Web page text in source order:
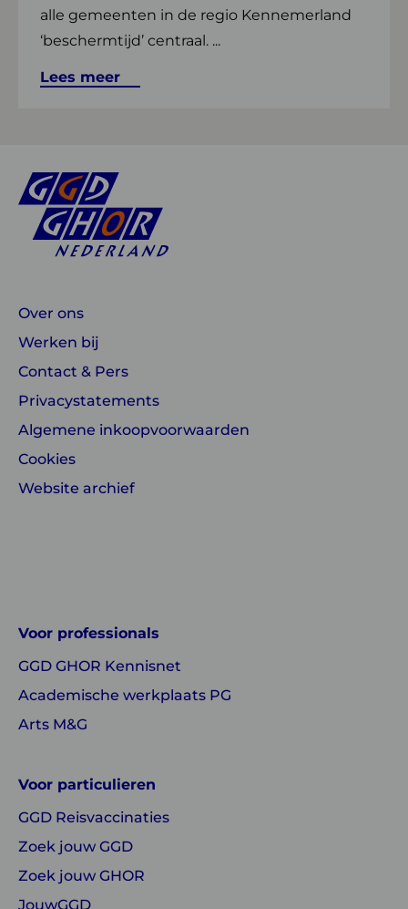
alle gemeenten in de regio Kennemerland
‘beschermtijd’ centraal. ...
Lees meer
Over ons
Werken bij
Contact & Pers
Privacystatements
Algemene inkoopvoorwaarden
Cookies
Website archief
GHOR
Nederland
GHOR
Nederland
Voor professionals
GGD GHOR Kennisnet
Academische werkplaats PG
Arts M&G
Voor particulieren
GGD Reisvaccinaties
Zoek jouw GGD
Zoek jouw GHOR
JouwGGD